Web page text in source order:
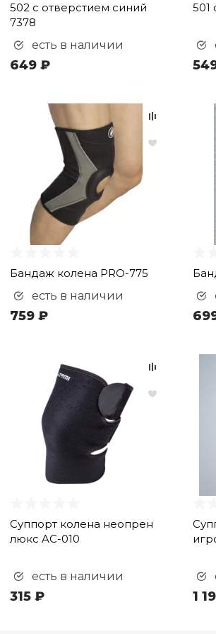
502 с отверстием синий
7378
есть в наличии
649 ₽
501
Бандаж колена PRO-775
есть в наличии
759 ₽
Суппорт колена неопрен
люкс AC-010
есть в наличии
315 ₽ 1